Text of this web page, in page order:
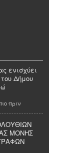
ενισχύει
Δήμου
πριν
ΜΟΝΗΣ